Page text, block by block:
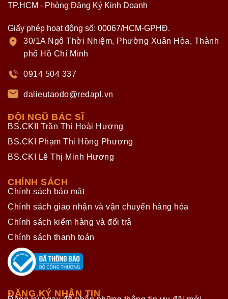
TP.HCM - Phòng Đăng Ký Kinh Doanh
Giấy phép hoạt động số: 00067/HCM-GPHĐ.
30/1A Ngô Thời Nhiệm, Phường Xuân Hòa, Thành
phố Hồ Chí Minh
0914 504 337
dalieutaodo@redapl.vn
ĐỘI NGŨ BÁC SĨ
BS.CKII Trần Thị Hoài Hương
BS.CKI Phạm Thị Hồng Phượng
BS.CKI Lê Thị Minh Hương
CHÍNH SÁCH
Chính sách bảo mật
Chính sách giao nhận và vận chuyển hàng hóa
Chính sách kiểm hàng và đổi trả
Chính sách thanh toán
ĐĂNG KÝ NHẬN TIN